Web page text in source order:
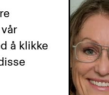
å klikke